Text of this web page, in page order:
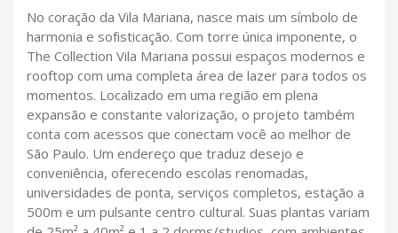
No coração da Vila Mariana, nasce mais um símbolo de
harmonia e sofisticação. Com torre única imponente, o
The Collection Vila Mariana possui espaços modernos e
rooftop com uma completa área de lazer para todos os
momentos. Localizado em uma região em plena
expansão e constante valorização, o projeto também
conta com acessos que conectam você ao melhor de
São Paulo. Um endereço que traduz desejo e
conveniência, oferecendo escolas renomadas,
universidades de ponta, serviços completos, estação a
500m e um pulsante centro cultural. Suas plantas variam